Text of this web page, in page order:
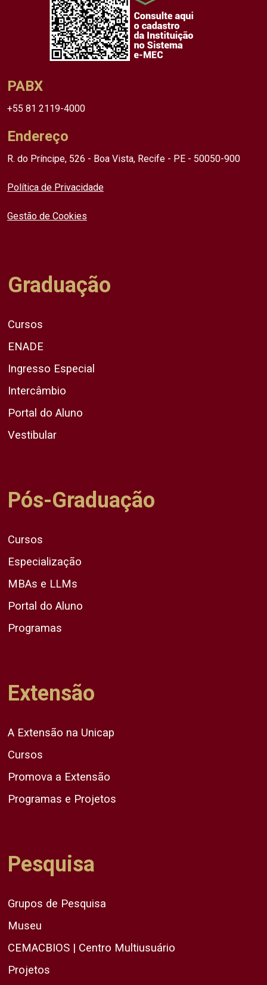
PABX
+55 81 2119-4000
Endereço
R. do Príncipe, 526 - Boa Vista, Recife - PE - 50050-900
Política de Privacidade
Gestão de Cookies
Graduação
Cursos
ENADE
Ingresso Especial
Intercâmbio
Portal do Aluno
Vestibular
Pós-Graduação
Cursos
Especialização
MBAs e LLMs
Portal do Aluno
Programas
Extensão
A Extensão na Unicap
Cursos
Promova a Extensão
Programas e Projetos
Pesquisa
Grupos de Pesquisa
Museu
CEMACBIOS | Centro Multiusuário
Projetos